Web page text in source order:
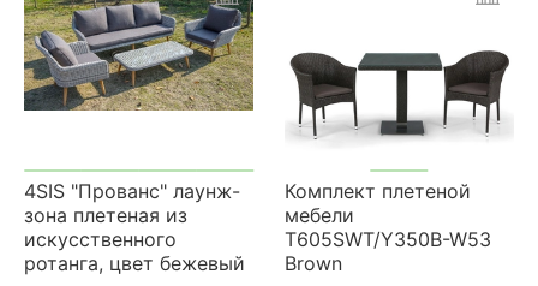
4SIS "Прованс" лаунж-
зона плетеная из
искусственного
ротанга, цвет бежевый
Комплект плетеной
мебели
T605SWT/Y350B-W53
Brown